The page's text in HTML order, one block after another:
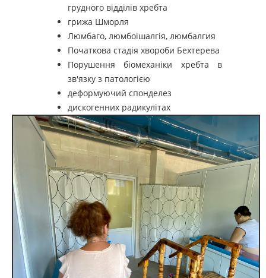
грудного відділів хребта
грижа Шморля
Люмбаго, люмбоішалгія, люмбалгия
Початкова стадія хвороби Бехтерева
Порушення біомеханіки хребта в
зв'язку з патологією
деформуючий спонделез
дискогенних радикулітах